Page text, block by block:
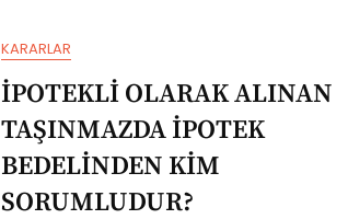
KARARLAR
İPOTEKLİ OLARAK ALINAN
TAŞINMAZDA İPOTEK
BEDELİNDEN KİM
SORUMLUDUR?